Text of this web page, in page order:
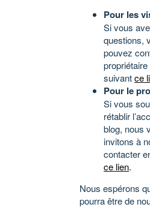
Pour les
Si vous
questions,
pouvez
suivantce
Pour le
Si vous
rétablir
blog, nous
invitons à
contacter
ce lien.
Nous espérons
pourra être de